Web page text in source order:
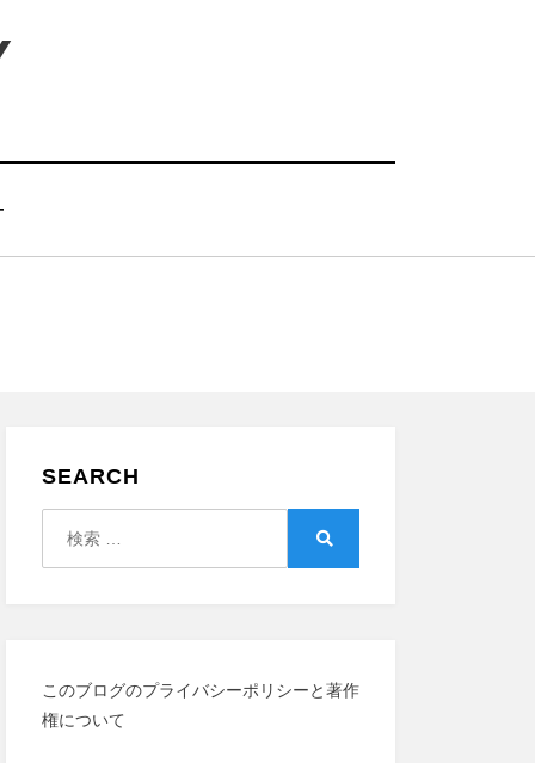
SEARCH
このブログのプライバシーポリシーと著作
権について